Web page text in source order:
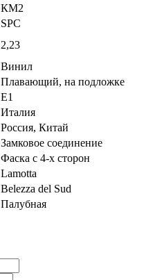
КМ2
SPC
2,23
Винил
Плавающий, на подложке
E1
Италия
Россия, Китай
Замковое соединение
Фаска с 4-х сторон
Lamotta
Belezza del Sud
Палубная